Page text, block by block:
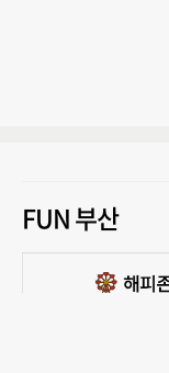
FUN 부산